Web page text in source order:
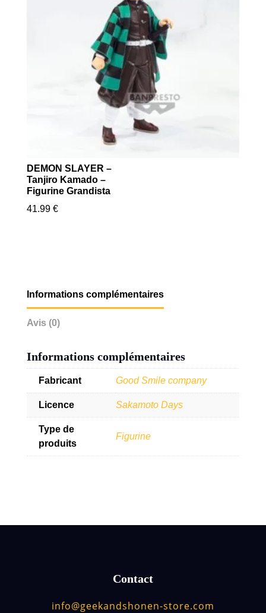
DEMON SLAYER –
Tanjiro Kamado –
Figurine Grandista
41.99 €
Informations complémentaires
Avis (0)
Informations complémentaires
Fabricant Good Smile company
Licence Sakamoto Days
Type de
produits
Figurine
Contact
info@geekandshonen-store.com